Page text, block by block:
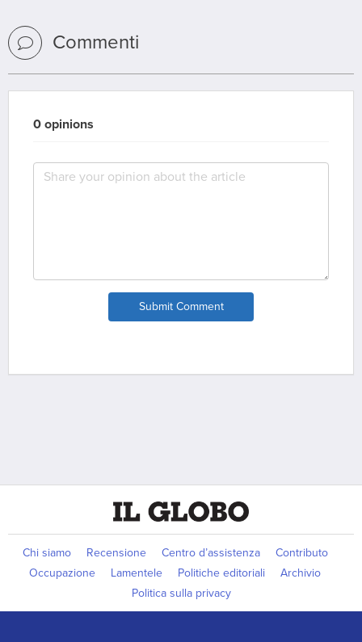
Commenti
0 opinions
Submit Comment
Chi siamo Recensione Centro d’assistenza
Contributo
Occupazione
Lamentele Politiche editoriali
Archivio
Politica sulla privacy